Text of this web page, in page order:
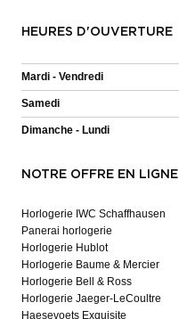
HEURES D'OUVERTURE
Mardi - Vendredi
Samedi
Dimanche - Lundi
NOTRE OFFRE EN LIGNE
Horlogerie IWC Schaffhausen
Panerai horlogerie
Horlogerie Hublot
Horlogerie Baume & Mercier
Horlogerie Bell & Ross
Horlogerie Jaeger-LeCoultre
Haesevoets Exquisite